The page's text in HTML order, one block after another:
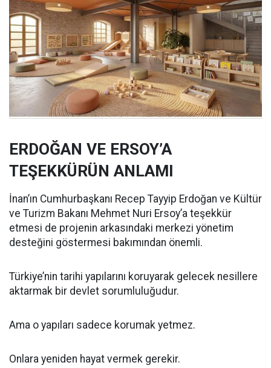
ERDOĞAN VE ERSOY’A
TEŞEKKÜRÜN ANLAMI
İnan’ın Cumhurbaşkanı Recep Tayyip Erdoğan ve Kültür
ve Turizm Bakanı Mehmet Nuri Ersoy’a teşekkür
etmesi de projenin arkasındaki merkezi yönetim
desteğini göstermesi bakımından önemli.
Türkiye’nin tarihi yapılarını koruyarak gelecek nesillere
aktarmak bir devlet sorumluluğudur.
Ama o yapıları sadece korumak yetmez.
Onlara yeniden hayat vermek gerekir.